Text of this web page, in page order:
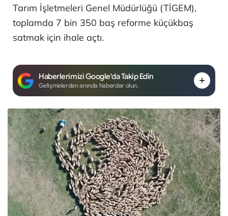
Tarım İşletmeleri Genel Müdürlüğü (TİGEM),
toplamda 7 bin 350 baş reforme küçükbaş
satmak için ihale açtı.
Haberlerimizi Google'da Takip Edin
Gelişmelerden anında haberdar olun.